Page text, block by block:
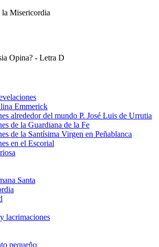
Opina? - Letra D
Emmerick
alrededor del mundo P. José Luis de Urrutia
de la Guardiana de la Fe
de la Santísima Virgen en Peñablanca
en el Escorial
Santa
lacrimaciones
pequeño